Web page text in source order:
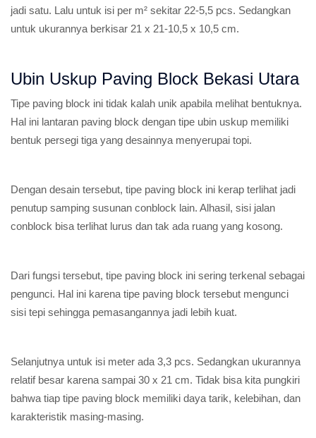
jadi satu. Lalu untuk isi per m² sekitar 22-5,5 pcs. Sedangkan
untuk ukurannya berkisar 21 x 21-10,5 x 10,5 cm.
Ubin Uskup Paving Block Bekasi Utara
Tipe paving block ini tidak kalah unik apabila melihat bentuknya.
Hal ini lantaran paving block dengan tipe ubin uskup memiliki
bentuk persegi tiga yang desainnya menyerupai topi.
Dengan desain tersebut, tipe paving block ini kerap terlihat jadi
penutup samping susunan conblock lain. Alhasil, sisi jalan
conblock bisa terlihat lurus dan tak ada ruang yang kosong.
Dari fungsi tersebut, tipe paving block ini sering terkenal sebagai
pengunci. Hal ini karena tipe paving block tersebut mengunci
sisi tepi sehingga pemasangannya jadi lebih kuat.
Selanjutnya untuk isi meter ada 3,3 pcs. Sedangkan ukurannya
relatif besar karena sampai 30 x 21 cm. Tidak bisa kita pungkiri
bahwa tiap tipe paving block memiliki daya tarik, kelebihan, dan
karakteristik masing-masing.